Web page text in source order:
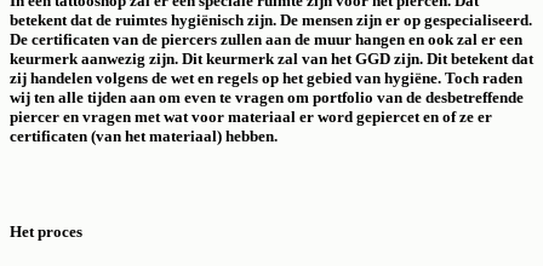
betekent dat de ruimtes hygiënisch zijn. De mensen zijn er op gespecialiseerd.
De certificaten van de piercers zullen aan de muur hangen en ook zal er een
keurmerk aanwezig zijn. Dit keurmerk zal van het GGD zijn. Dit betekent dat
zij handelen volgens de wet en regels op het gebied van hygiëne. Toch raden
wij ten alle tijden aan om even te vragen om portfolio van de desbetreffende
piercer en vragen met wat voor materiaal er word gepiercet en of ze er
certificaten (van het materiaal) hebben.
Het proces